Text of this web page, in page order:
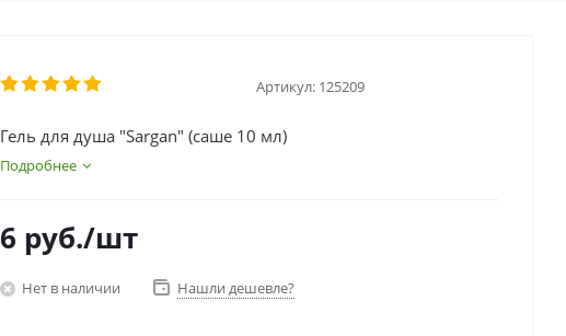
Артикул: 125209
Гель для душа "Sargan" (саше 10 мл)
Подробнее
6 руб./шт
Нет в наличии Нашли дешевле?